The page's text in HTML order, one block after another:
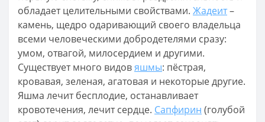
обладает целительными свойствами. Жадеит–
камень, щедро одаривающий своего владельца
всеми человеческими добродетелями сразу:
умом, отвагой, милосердием и другими.
Существует много видовяшмы: пёстрая,
кровавая, зеленая, агатовая и некоторые другие.
Яшма лечит бесплодие, останавливает
кровотечения, лечит сердце. Сапфирин (голубой